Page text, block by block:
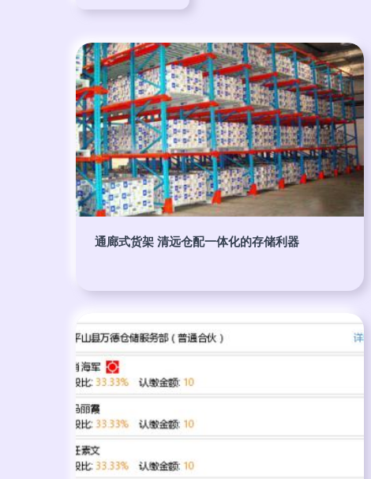
通廊式货架 清远仓配一体化的存储利器